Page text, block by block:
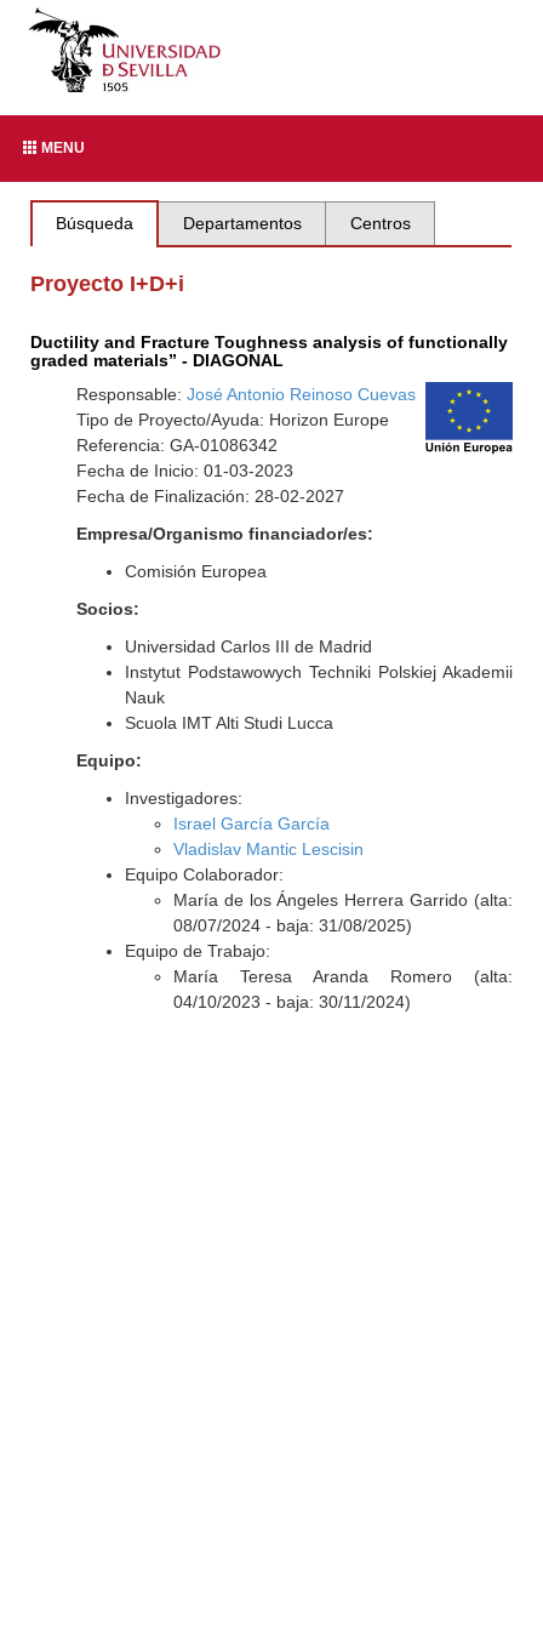
MENU
Búsqueda Departamentos Centros
Proyecto I+D+i
Ductility and Fracture Toughness analysis of functionally
graded materials” - DIAGONAL
Responsable: José Antonio Reinoso Cuevas
Tipo de Proyecto/Ayuda: Horizon Europe
Referencia: GA-01086342
Fecha de Inicio: 01-03-2023
Fecha de Finalización: 28-02-2027
Empresa/Organismo financiador/es:
Comisión Europea
Socios:
Universidad Carlos III de Madrid
Instytut Podstawowych Techniki Polskiej Akademii
Nauk
Scuola IMT Alti Studi Lucca
Equipo:
Investigadores:
Israel García García
Vladislav Mantic Lescisin
Equipo Colaborador:
María de los Ángeles Herrera Garrido (alta:
08/07/2024 - baja: 31/08/2025)
Equipo de Trabajo:
María Teresa Aranda Romero (alta:
04/10/2023 - baja: 30/11/2024)